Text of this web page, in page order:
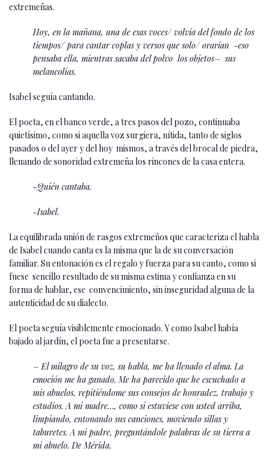
extremeñas.
Hoy, en la mañana, una de esas voces/ volvía del fondo de los
tiempos/ para cantar coplas y versos que solo/ orarían -eso
pensaba ella, mientras sacaba del polvo los objetos– sus
melancolías.
Isabel seguía cantando.
El poeta, en el banco verde, a tres pasos del pozo, continuaba
quietísimo, como si aquella voz surgiera, nítida, tanto de siglos
pasados o del ayer y del hoy mismos, a través del brocal de piedra,
llenando de sonoridad extremeña los rincones de la casa entera.
-Quién cantaba.
-Isabel.
La equilibrada unión de rasgos extremeños que caracteriza el habla
de Isabel cuando canta es la misma que la de su conversación
familiar. Su entonación es el regalo y fuerza para su canto, como si
fuese sencillo resultado de su misma estima y confianza en su
forma de hablar, ese convencimiento, sin inseguridad alguna de la
autenticidad de su dialecto.
El poeta seguía visiblemente emocionado. Y como Isabel había
bajado al jardín, el poeta fue a presentarse.
– El milagro de su voz, su habla, me ha llenado el alma. La
emoción me ha ganado. Me ha parecido que he escuchado a
mis abuelos, repitiéndome sus consejos de honradez, trabajo y
estudios. A mi madre…, como si estuviese con usted arriba,
limpiando, entonando sus canciones, moviendo sillas y
taburetes. A mi padre, preguntándole palabras de su tierra a
mi abuelo. De Mérida.